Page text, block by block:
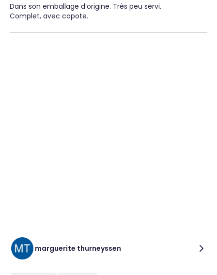
Dans son emballage d’origine. Très peu servi.
Complet, avec capote.
marguerite thurneyssen